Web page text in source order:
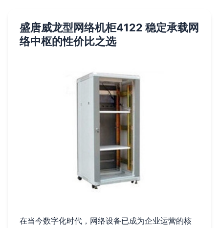
盛唐威龙型网络机柜4122 稳定承载网
络中枢的性价比之选
在当今数字化时代，网络设备已成为企业运营的核